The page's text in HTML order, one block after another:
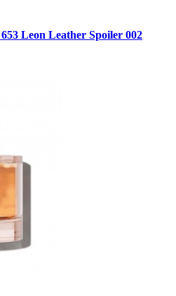
Leon Leather Spoiler 002